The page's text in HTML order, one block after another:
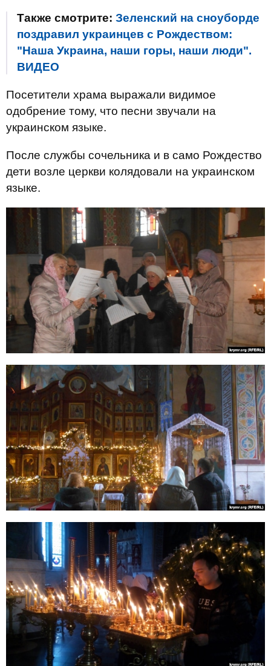
Также смотрите: Зеленский на сноуборде
поздравил украинцев с Рождеством:
"Наша Украина, наши горы, наши люди".
ВИДЕО
Посетители храма выражали видимое
одобрение тому, что песни звучали на
украинском языке.
После службы сочельника и в само Рождество
дети возле церкви колядовали на украинском
языке.